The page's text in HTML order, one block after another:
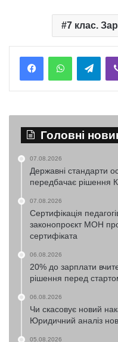
7 клас.
Головні
07.08.2026
Державні стандарти
передбачає рішення
07.08.2026
Сертифікація
законопроєкт МОН про
сертифіката
06.08.2026
20% до зарплати
рішення перед
06.08.2026
Чи скасовує новий
Юридичний аналіз
05.08.2026